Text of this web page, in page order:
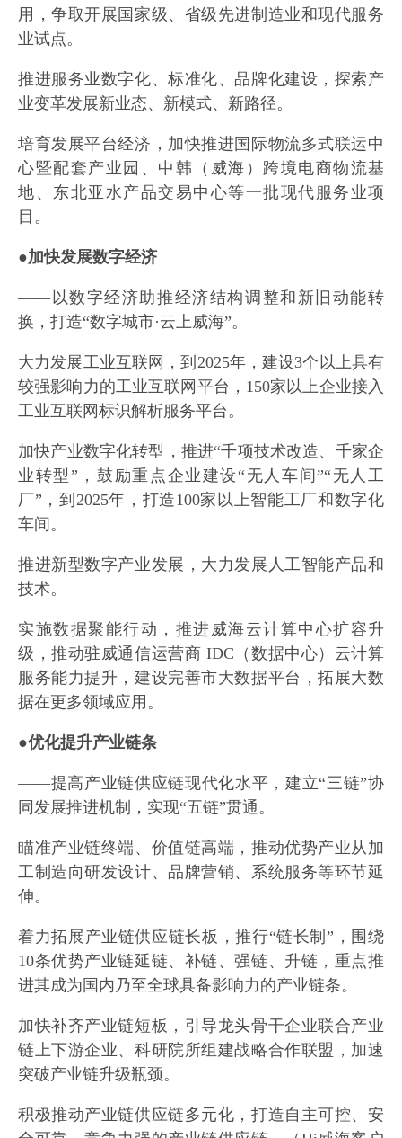
用，争取开展国家级、省级先进制造业和现代服务
业试点。
推进服务业数字化、标准化、品牌化建设，探索产
业变革发展新业态、新模式、新路径。
培育发展平台经济，加快推进国际物流多式联运中
心暨配套产业园、中韩（威海）跨境电商物流基
地、东北亚水产品交易中心等一批现代服务业项
目。
●加快发展数字经济
——以数字经济助推经济结构调整和新旧动能转
换，打造“数字城市·云上威海”。
大力发展工业互联网，到2025年，建设3个以上具有
较强影响力的工业互联网平台，150家以上企业接入
工业互联网标识解析服务平台。
加快产业数字化转型，推进“千项技术改造、千家企
业转型”，鼓励重点企业建设“无人车间”“无人工
厂”，到2025年，打造100家以上智能工厂和数字化
车间。
推进新型数字产业发展，大力发展人工智能产品和
技术。
实施数据聚能行动，推进威海云计算中心扩容升
级，推动驻威通信运营商 IDC（数据中心）云计算
服务能力提升，建设完善市大数据平台，拓展大数
据在更多领域应用。
●优化提升产业链条
——提高产业链供应链现代化水平，建立“三链”协
同发展推进机制，实现“五链”贯通。
瞄准产业链终端、价值链高端，推动优势产业从加
工制造向研发设计、品牌营销、系统服务等环节延
伸。
着力拓展产业链供应链长板，推行“链长制”，围绕
10条优势产业链延链、补链、强链、升链，重点推
进其成为国内乃至全球具备影响力的产业链条。
加快补齐产业链短板，引导龙头骨干企业联合产业
链上下游企业、科研院所组建战略合作联盟，加速
突破产业链升级瓶颈。
积极推动产业链供应链多元化，打造自主可控、安